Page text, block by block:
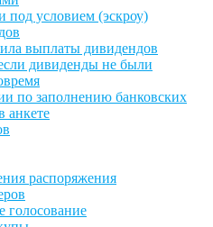
под условием (эскроу)
выплаты дивидендов
дивиденды не были
по заполнению банковских
анкете
распоряжения
голосование